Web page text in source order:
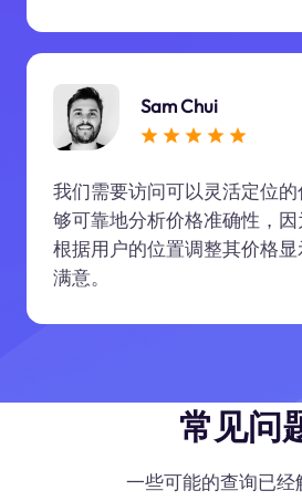
Sam Chui
我们需要访问可以灵活定位的
够可靠地分析价格准确性，
根据用户的位置调整其价格显
满意。
常见问
一些可能的查询已经